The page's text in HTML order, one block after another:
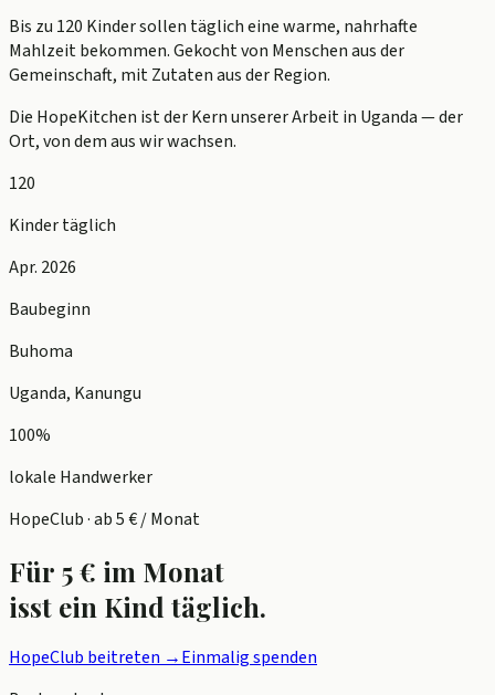
Bis zu 120 Kinder sollen täglich eine warme, nahrhafte
Mahlzeit bekommen. Gekocht von Menschen aus der
Gemeinschaft, mit Zutaten aus der Region.
Die HopeKitchen ist der Kern unserer Arbeit in Uganda — der
Ort, von dem aus wir wachsen.
120
Kinder täglich
Apr. 2026
Baubeginn
Buhoma
Uganda, Kanungu
100%
lokale Handwerker
HopeClub · ab 5 € / Monat
Für 5 € im Monat
isst ein Kind täglich.
HopeClub beitreten →Einmalig spenden